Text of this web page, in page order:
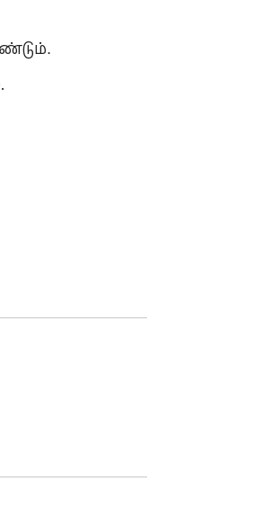
any hidden ads.